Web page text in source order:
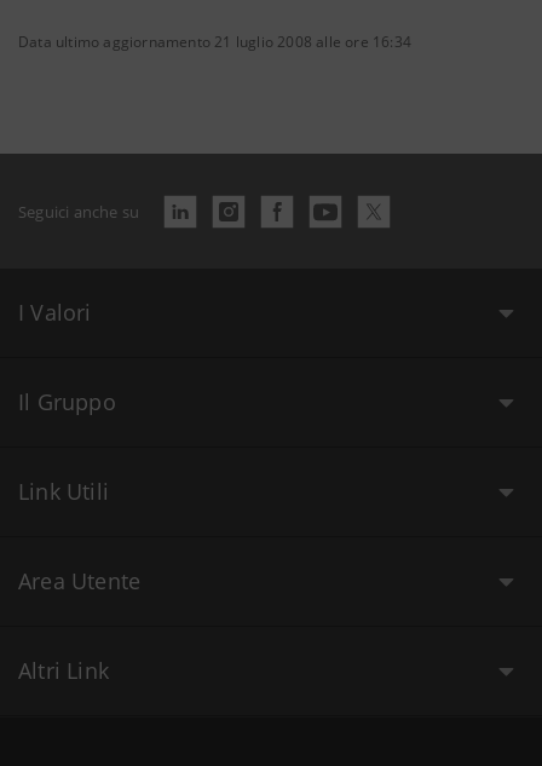
Data ultimo aggiornamento 21 luglio 2008 alle ore 16:34
Seguici anche su
I Valori
Il Gruppo
Link Utili
Area Utente
Altri Link